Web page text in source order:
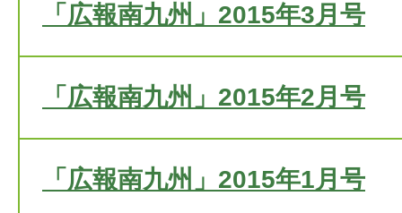
「広報南九州」2015年3月号
「広報南九州」2015年2月号
「広報南九州」2015年1月号